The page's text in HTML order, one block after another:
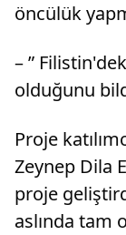
öncülük
– ”
olduğunu
Proje
Zeynep Dila
proje
aslında tam